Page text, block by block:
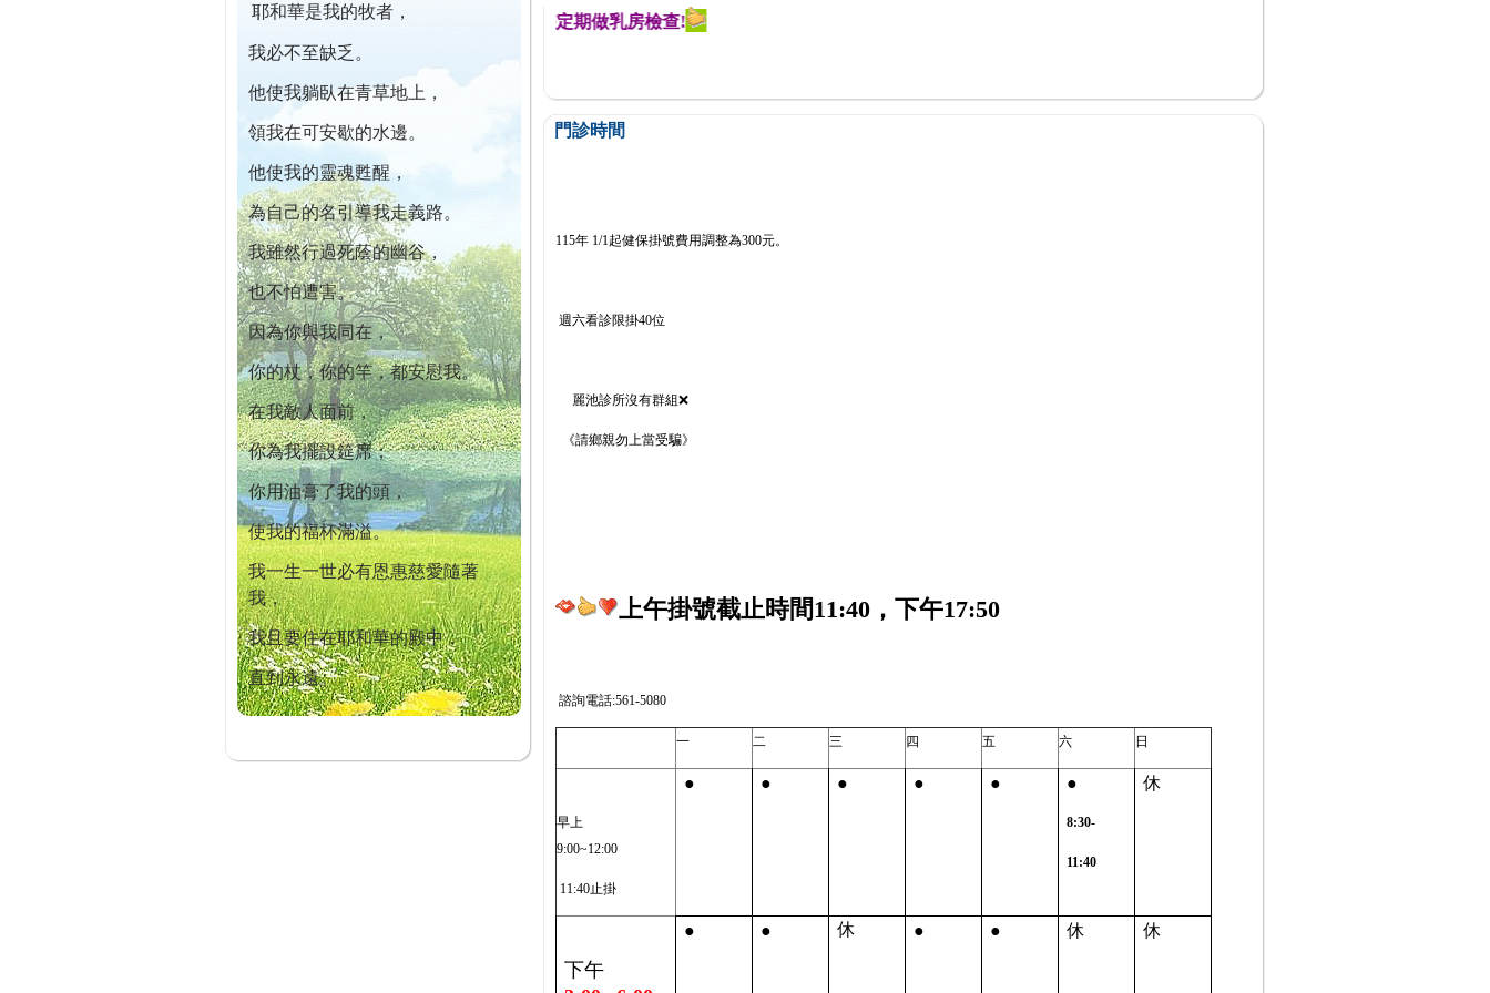
耶和華是我的牧者，
我必不至缺乏。
他使我躺臥在青草地上，
領我在可安歇的水邊。
他使我的靈魂甦醒，
為自己的名引導我走義路。
我雖然行過死蔭的幽谷，
也不怕遭害。
因為你與我同在，
你的杖，你的竿，都安慰我。
在我敵人面前，
你為我擺設筵席；
你用油膏了我的頭，
使我的福杯滿溢。
我一生一世必有恩惠慈愛隨著
我，
我且要住在耶和華的殿中，
直到永遠。
本院自開幕迄今已篩檢出1700位乳癌患者,提醒您定期做乳房檢查!
門診時間
115年 1/1起健保掛號費用調整為300元。
週六看診限掛40位
麗池診所沒有群組❌
《請鄉親勿上當受騙》
上午掛號截止時間11:40，下午17:50
諮詢電話:561-5080
一 二 三 四 五 六 日
早上
9:00~12:00
11:40止掛
● ● ● ● ● ●
8:30-
11:40
休
下午
● ● 休 ● ● 休 休